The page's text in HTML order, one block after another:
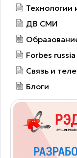
Технологии
ДВ СМИ
Forbes russia
Связь и
Блоги